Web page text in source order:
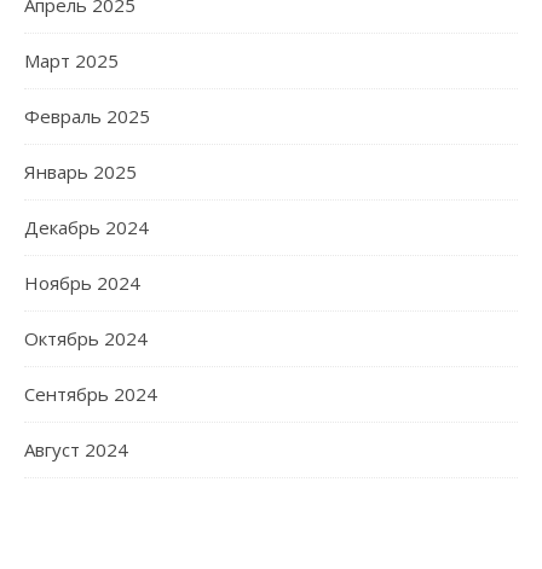
Март 2025
Февраль 2025
Январь 2025
Декабрь 2024
Ноябрь 2024
Октябрь 2024
Сентябрь 2024
Август 2024